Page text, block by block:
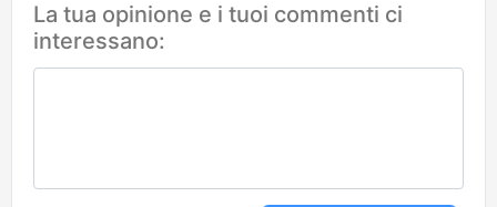
La tua opinione e i tuoi commenti ci
interessano: